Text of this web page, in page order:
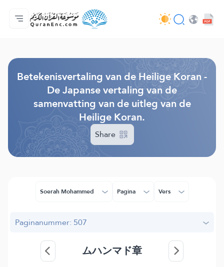
Homepagina
Inhoudsopgave van de vertalingen
Audio
Diensten voor ontwikkelaars - API
Over het project
Contacteer ons
Taal
Betekenisvertaling van de Heilige Koran -
De Japanse vertaling van de
samenvatting van de uitleg van de
Heilige Koran.
Share
Soerah Mohammed Pagina Vers
Paginanummer: 507
ムハンマド章